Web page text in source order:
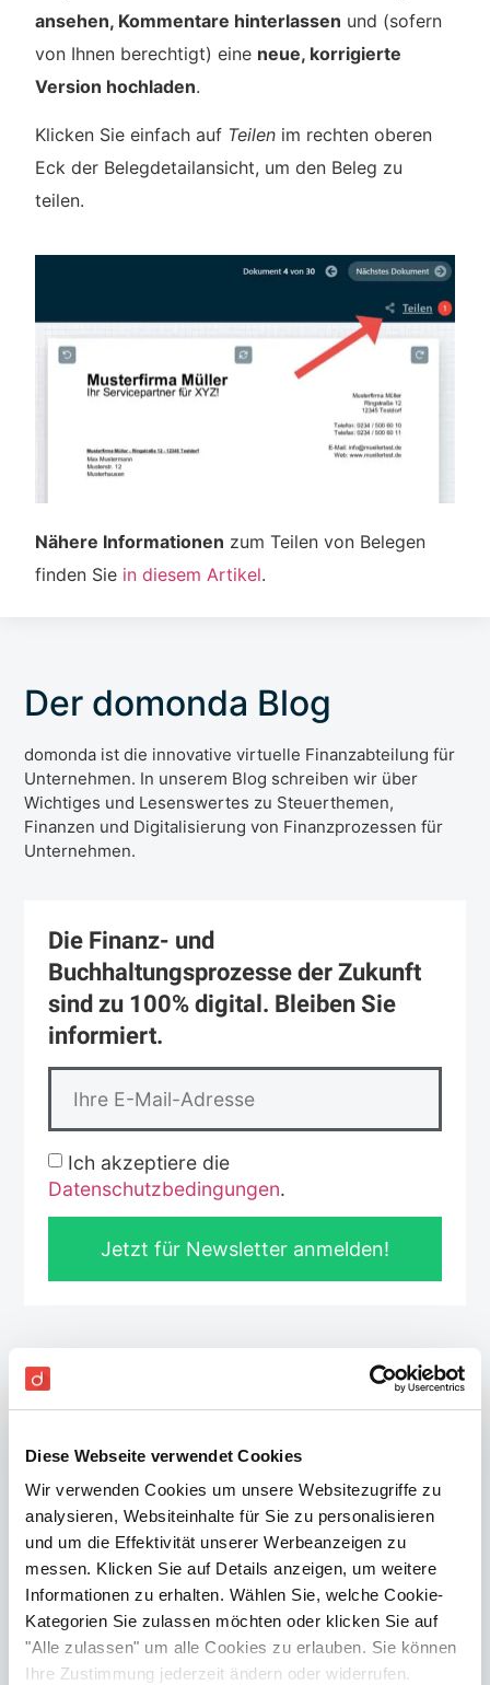
Diese Webseite verwendet Cookies
Wir verwenden Cookies um unsere Websitezugriffe zu
analysieren, Websiteinhalte für Sie zu personalisieren
und um die Effektivität unserer Werbeanzeigen zu
messen. Klicken Sie auf Details anzeigen, um weitere
Informationen zu erhalten. Wählen Sie, welche Cookie-
Kategorien Sie zulassen möchten oder klicken Sie auf
"Alle zulassen" um alle Cookies zu erlauben. Sie können
Ihre Zustimmung jederzeit ändern oder widerrufen.
ansehen, Kommentare hinterlassen und (sofern
von Ihnen berechtigt) eine neue, korrigierte
Version hochladen.
Klicken Sie einfach auf Teilen im rechten oberen
Eck der Belegdetailansicht, um den Beleg zu
teilen.
Nähere Informationen zum Teilen von Belegen
finden Sie in diesem Artikel.
Der domonda Blog
domonda ist die innovative virtuelle Finanzabteilung für
Unternehmen. In unserem Blog schreiben wir über
Wichtiges und Lesenswertes zu Steuerthemen,
Finanzen und Digitalisierung von Finanzprozessen für
Unternehmen.
Die Finanz- und
Buchhaltungsprozesse der Zukunft
sind zu 100% digital. Bleiben Sie
informiert.
Ich akzeptiere die
Datenschutzbedingungen.
Jetzt für Newsletter anmelden!
Top Beiträge
Online Buchhaltung: Vorteile, Tipps
WEITERLESEN »
Buchhaltungssoftware Vergleich
2022 für KMU (Guide)
WEITERLESEN »